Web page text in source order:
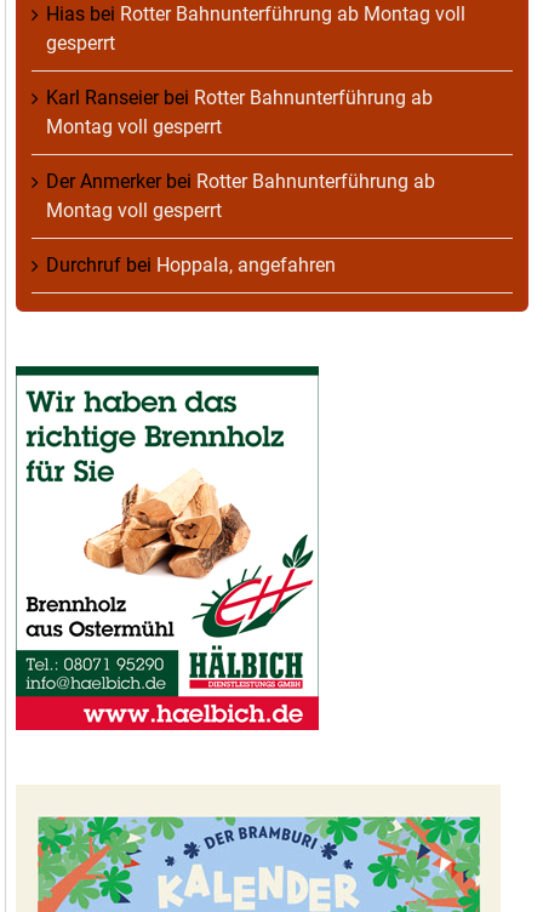
Hias bei Rotter Bahnunterführung ab Montag voll
gesperrt
Karl Ranseierbei Rotter Bahnunterführung ab
Montag voll gesperrt
Der Anmerkerbei Rotter Bahnunterführung ab
Montag voll gesperrt
Durchruf bei Hoppala, angefahren